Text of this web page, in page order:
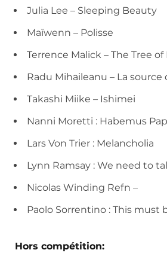
Julia Lee – Sleeping Beauty
Maïwenn – Polisse
Terrence Malick – The Tree of
Radu Mihaileanu – La
Takashi Miike – Ishimei
Nanni Moretti : Habemus
Lars Von Trier : Melancholia
Lynn Ramsay : We need to
Nicolas Winding Refn –
Paolo Sorrentino : This must
Hors compétition: